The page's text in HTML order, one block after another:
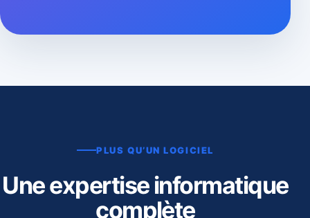
PLUS QU’UN LOGICIEL
Une expertise informatique
complète